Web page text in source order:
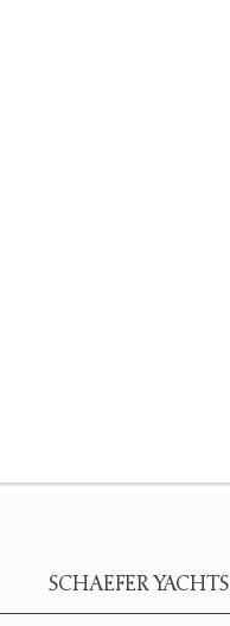
SCHAEFER YACHTS